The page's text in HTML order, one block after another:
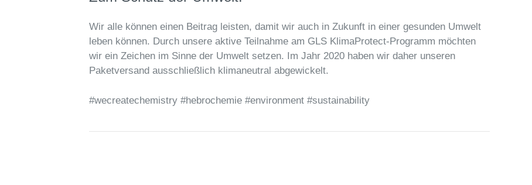
Wir alle können einen Beitrag leisten, damit wir auch in Zukunft in einer gesunden Umwelt
leben können. Durch unsere aktive Teilnahme am GLS KlimaProtect-Programm möchten
wir ein Zeichen im Sinne der Umwelt setzen. Im Jahr 2020 haben wir daher unseren
Paketversand ausschließlich klimaneutral abgewickelt.
#wecreatechemistry #hebrochemie #environment #sustainability